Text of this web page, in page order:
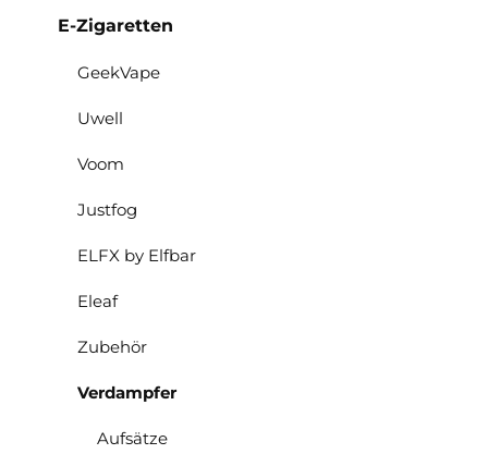
E-Zigaretten
GeekVape
Uwell
Voom
Justfog
ELFX by Elfbar
Eleaf
Zubehör
Verdampfer
Aufsätze